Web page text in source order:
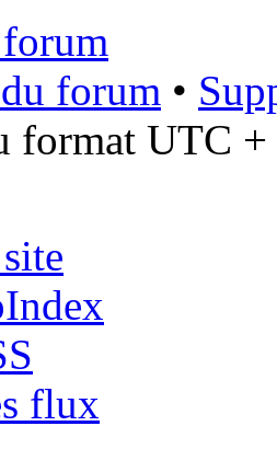
forum •
format UTC +
flux